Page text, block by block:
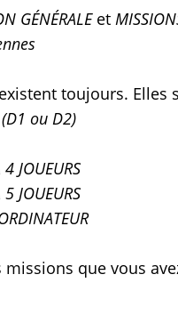
GÉNÉRALEet
toujours. Elles
(D1 ou D2)
JOUEURS
JOUEURS
que vous